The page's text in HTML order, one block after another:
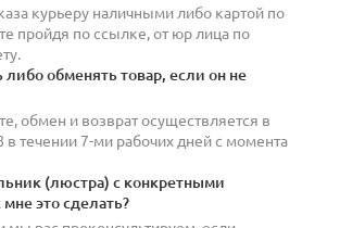
курьеру наличными либо картой по
пройдя по ссылке, от юр лица по
либо обменять товар, если он не
обмен и возврат осуществляется в
в течении 7-ми рабочих дней с момента
(люстра) с конкретными
это сделать?